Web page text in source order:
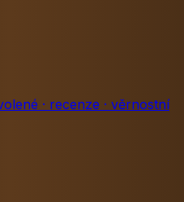
· recenze · věrnostní